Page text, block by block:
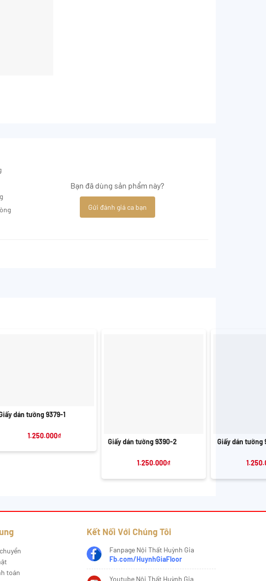
Bạn đã dùng sản phẩm này?
Gửi đánh giá ca bạn
dán tường 9379-1
1.250.000₫
Giấy dán tường 9390-2
1.250.000₫
Giấy dán tường
toán
Kết Nối Với Chúng Tôi
Fanpage Nội Thất Huỳnh Gia
Fb.com/HuynhGiaFloor
Youtube Nội Thất Huỳnh Gia